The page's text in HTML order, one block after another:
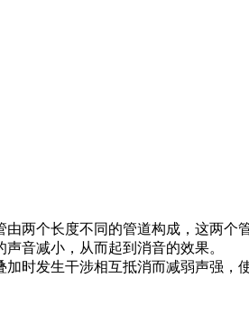
两个长度不同的管道构成，这两
音减小，从而起到消音的效果。
时发生干涉相互抵消而减弱声强，